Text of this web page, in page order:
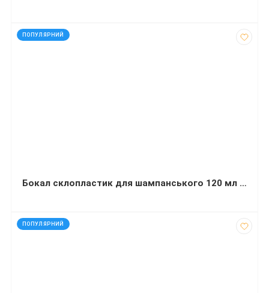
ПОПУЛЯРНИЙ
код: 30002
Бокал склопластик для шампанського 120 мл 7 шт.
ПОПУЛЯРНИЙ
код: 92743